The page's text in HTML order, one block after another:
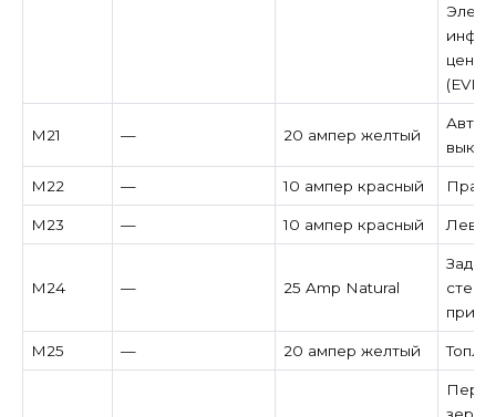
M21 — 20 ампер желтый
M22 — 10 ампер красный
M23 — 10 ампер красный
M24 — 25 Amp Natural
при
M25 — 20 ампер желтый